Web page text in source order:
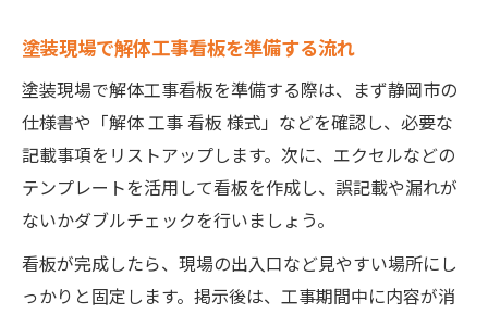
塗装現場で解体工事看板を準備する流れ
塗装現場で解体工事看板を準備する際は、まず静岡市の
仕様書や「解体 工事 看板 様式」などを確認し、必要な
記載事項をリストアップします。次に、エクセルなどの
テンプレートを活用して看板を作成し、誤記載や漏れが
ないかダブルチェックを行いましょう。
看板が完成したら、現場の出入口など見やすい場所にし
っかりと固定します。掲示後は、工事期間中に内容が消